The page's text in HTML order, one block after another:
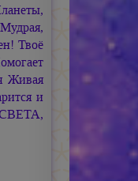
Твоё
Живая
и
СВЕТА,